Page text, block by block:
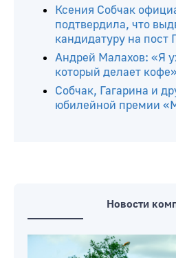
Ксения Собчак
подтвердила, что
кандидатуру на пост
Андрей Малахов: «Я
который делает кофе»
Собчак, Гагарина и
юбилейной премии
Новости